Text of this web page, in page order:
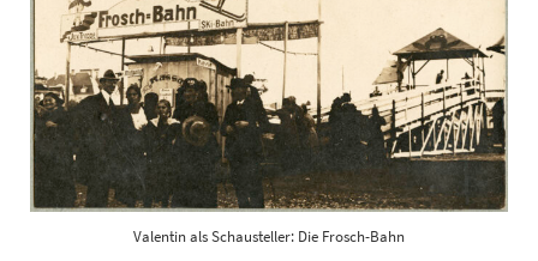
Valentin als Schausteller: Die Frosch-Bahn